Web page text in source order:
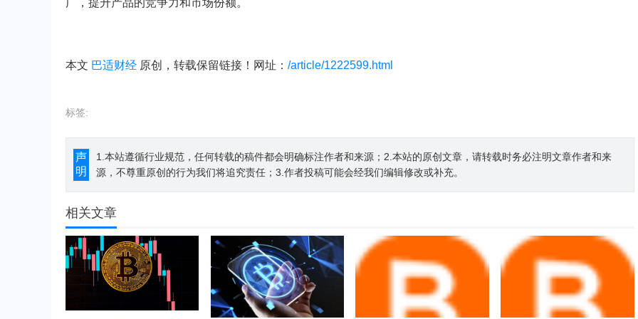
广，提升产品的竞争力和市场份额。
本文 巴适财经 原创，转载保留链接！网址： /article/1222599.html
标签:
声
明
1.本站遵循行业规范，任何转载的稿件都会明确标注作者和来源；2.本站的原创文章，请转载时务必注明文章作者和来
源，不尊重原创的行为我们将追究责任；3.作者投稿可能会经我们编辑修改或补充。
相关文章